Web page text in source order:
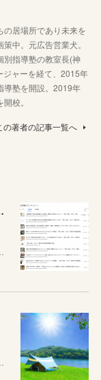
の居場所であり未来を
中。元広告営業犬。
別指導塾の教室長(神
ジャーを経て、2015年
導塾を開設。2019年
校。
の著者の記事一覧へ
も見れるように！